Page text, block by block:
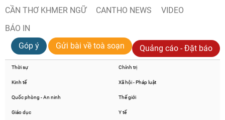
CẦN THƠ KHMER NGỮ CANTHO NEWS
VIDEO
BÁO IN
Góp ý
Gửi bài về toà soạn Quảng cáo - Đặt báo
Thời sự Chính trị
Kinh tế Xã hội - Pháp luật
Quốc phòng - An ninh Thế giới
Giáo dục Y tế